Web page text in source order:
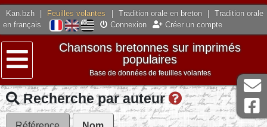
Kan.bzh Feuilles volantes Tradition orale en breton
Tradition orale
en français
Connexion Créer un compte
Menu
Chansons bretonnes sur imprimés
populaires
Base de données de feuilles volantes
Recherche par auteur